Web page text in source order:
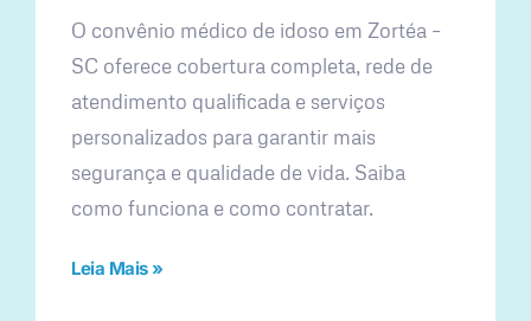
O convênio médico de idoso em Zortéa –
SC oferece cobertura completa, rede de
atendimento qualificada e serviços
personalizados para garantir mais
segurança e qualidade de vida. Saiba
como funciona e como contratar.
Leia Mais »